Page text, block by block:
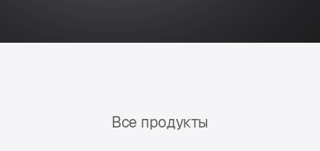
Все продукты